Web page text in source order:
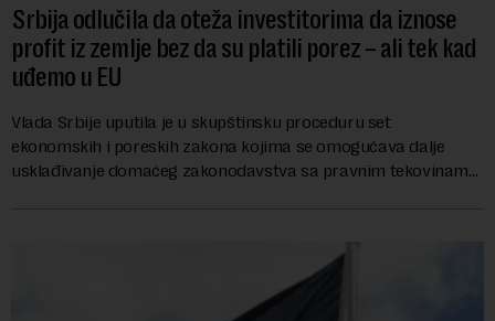
Srbija odlučila da oteža investitorima da iznose
profit iz zemlje bez da su platili porez – ali tek kad
uđemo u EU
Vlada Srbije uputila je u skupštinsku proceduru set
ekonomskih i poreskih zakona kojima se omogućava dalje
usklađivanje domaćeg zakonodavstva sa pravnim tekovinama